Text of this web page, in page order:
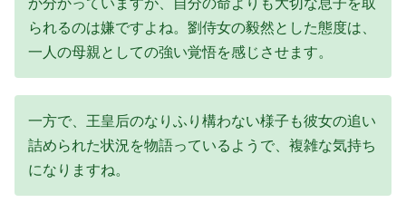
られるのは嫌ですよね。劉侍女の毅然とした態度は、
一人の母親としての強い覚悟を感じさせます。
一方で、王皇后のなりふり構わない様子も彼女の追い
詰められた状況を物語っているようで、複雑な気持ち
になりますね。